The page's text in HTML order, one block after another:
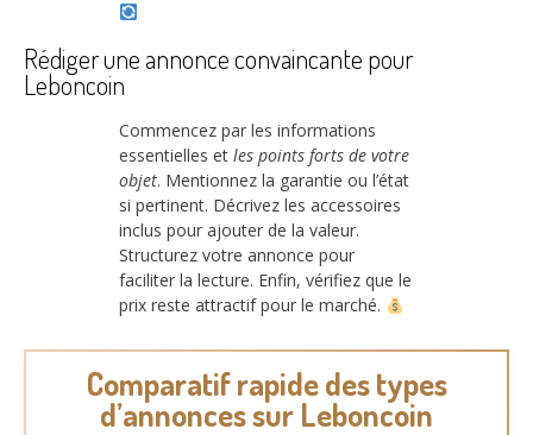
Rédiger une annonce convaincante pour
Leboncoin
Commencez par les informations
essentielles et les points forts de votre
objet. Mentionnez la garantie ou l’état
si pertinent. Décrivez les accessoires
inclus pour ajouter de la valeur.
Structurez votre annonce pour
faciliter la lecture. Enfin, vérifiez que le
prix reste attractif pour le marché.
Comparatif rapide des types
d’annonces sur Leboncoin